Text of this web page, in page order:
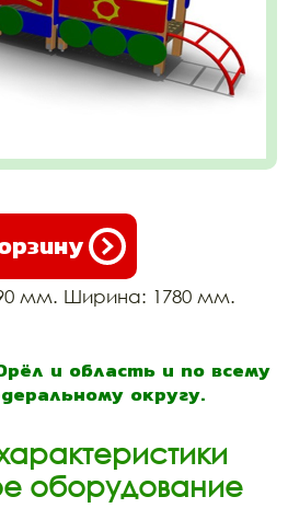
мм. Ширина: 1780 мм.
и область и по всему
округу.
оборудование